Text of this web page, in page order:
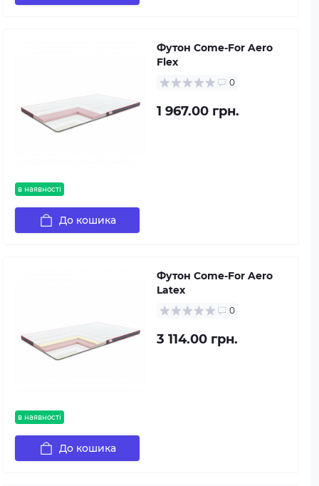
в наявності
Футон Come-For Aero
Flex
0
1 967.00 грн.
До кошика
в наявності
Футон Come-For Aero
Latex
0
3 114.00 грн.
До кошика